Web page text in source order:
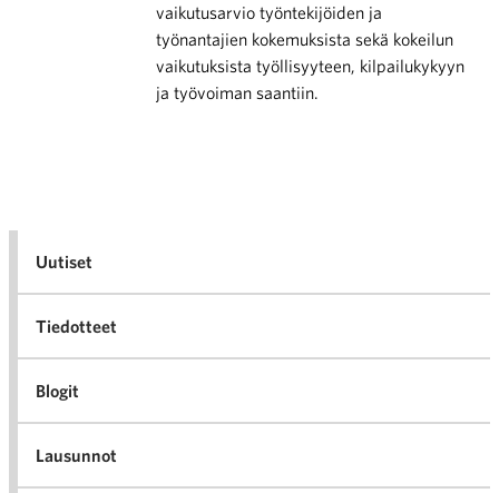
vaikutusarvio työntekijöiden ja
työnantajien kokemuksista sekä kokeilun
vaikutuksista työllisyyteen, kilpailukykyyn
ja työvoiman saantiin.
Uutiset
Tiedotteet
Blogit
Lausunnot